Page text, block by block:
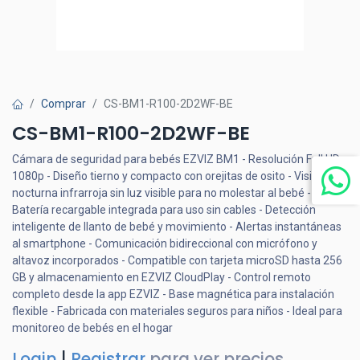
Comprar CS-BM1-R100-2D2WF-BE
CS-BM1-R100-2D2WF-BE
Cámara de seguridad para bebés EZVIZ BM1 - Resolución Full HD
1080p - Diseño tierno y compacto con orejitas de osito - Visión
nocturna infrarroja sin luz visible para no molestar al bebé -
Batería recargable integrada para uso sin cables - Detección
inteligente de llanto de bebé y movimiento - Alertas instantáneas
al smartphone - Comunicación bidireccional con micrófono y
altavoz incorporados - Compatible con tarjeta microSD hasta 256
GB y almacenamiento en EZVIZ CloudPlay - Control remoto
completo desde la app EZVIZ - Base magnética para instalación
flexible - Fabricada con materiales seguros para niños - Ideal para
monitoreo de bebés en el hogar